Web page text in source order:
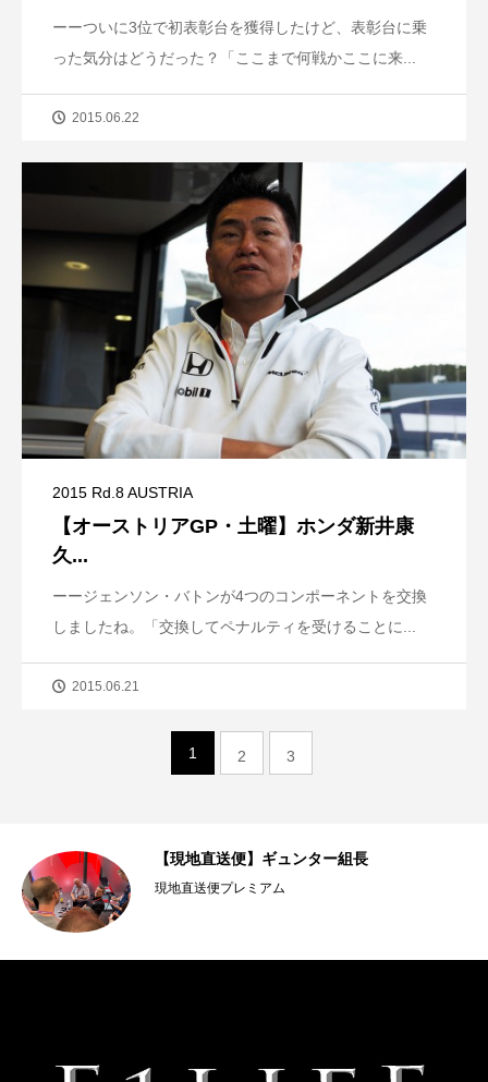
ーーついに3位で初表彰台を獲得したけど、表彰台に乗
った気分はどうだった？「ここまで何戦かここに来...
2015.06.22
2015 Rd.8 AUSTRIA
【オーストリアGP・土曜】ホンダ新井康
久...
ーージェンソン・バトンが4つのコンポーネントを交換
しましたね。「交換してペナルティを受けることに...
2015.06.21
1 2 3
【現地直送便】ギュンター組長
現地直送便プレミアム